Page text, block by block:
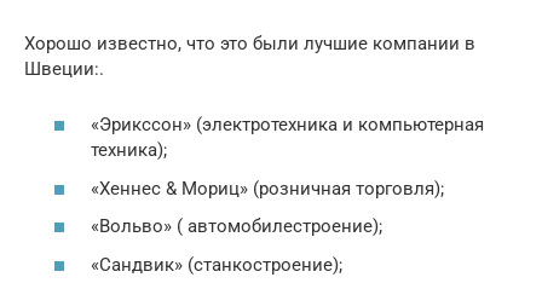
Хорошо известно, что это были лучшие компании в
Швеции:.
«Эрикссон» (электротехника и компьютерная
техника);
«Хеннес & Мориц» (розничная торговля);
«Вольво» ( автомобилестроение);
«Сандвик» (станкостроение);